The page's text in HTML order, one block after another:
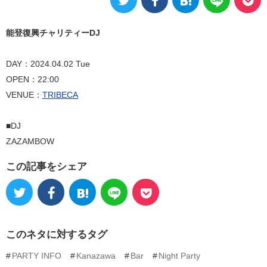
能登復興チャリティーDJ
DAY：2024.04.02 Tue
OPEN：22:00
VENUE： TRIBECA
■DJ
ZAZAMBOW
この記事をシェア
このネタに対するタグ
PARTY INFO Kanazawa Bar Night Party